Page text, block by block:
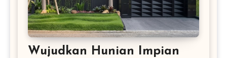
Wujudkan Hunian Impian